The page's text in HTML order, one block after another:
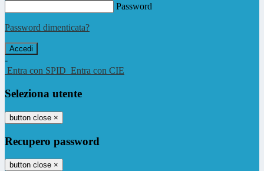
Password
Password dimenticata?
-
Entra con SPID Entra con CIE
Seleziona utente
button close ×
Recupero password
button close ×